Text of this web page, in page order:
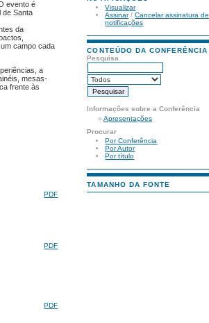
Visualizar
Assinar/Cancelar assinatura de
notificações
CONTEÚDO DA CONFERÊNCIA
Pesquisa
Informações sobre a Conferência
»Apresentações
Procurar
Por Conferência
Por Autor
Por título
TAMANHO DA FONTE
O evento é
de Santa
da
campo cada
a
mesas-
frente às
PDF
PDF
PDF